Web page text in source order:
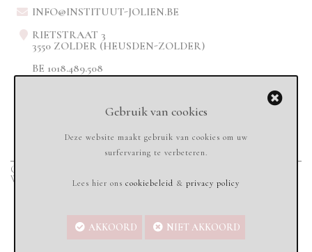
INFO@INSTITUUT-JOLIEN.BE
RIETSTRAAT 3
3550 ZOLDER (HEUSDEN-ZOLDER)
BE 1018.489.508
Copyright © 2020
Webdesign & Marketing
Gebruik van cookies
Deze website maakt gebruik van cookies om uw
surfervaring te verbeteren.
Lees hier ons cookiebeleid & privacy policy
AKKOORD NIET AKKOORD